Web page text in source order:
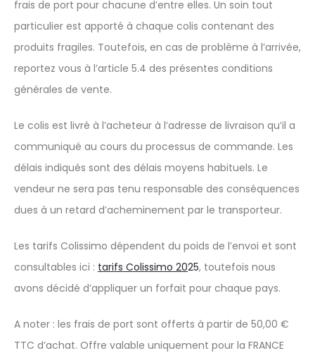
frais de port pour chacune d’entre elles. Un soin tout
particulier est apporté à chaque colis contenant des
produits fragiles. Toutefois, en cas de problème à l’arrivée,
reportez vous à l’article 5.4 des présentes conditions
générales de vente.
Le colis est livré à l’acheteur à l’adresse de livraison qu’il a
communiqué au cours du processus de commande. Les
délais indiqués sont des délais moyens habituels. Le
vendeur ne sera pas tenu responsable des conséquences
dues à un retard d’acheminement par le transporteur.
Les tarifs Colissimo dépendent du poids de l’envoi et sont
consultables ici : tarifs Colissimo 2025, toutefois nous
avons décidé d’appliquer un forfait pour chaque pays.
A noter : les frais de port sont offerts à partir de 50,00 €
TTC d’achat. Offre valable uniquement pour la FRANCE